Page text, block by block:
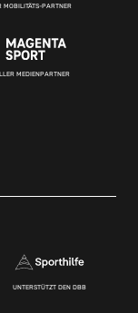
MOBILITÄTS-PARTNER
MEDIENPARTNER
UNTERSTÜTZT DEN DBB